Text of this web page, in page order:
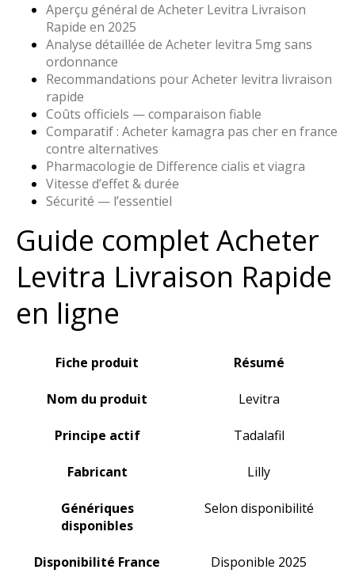
Aperçu général de Acheter Levitra Livraison
Rapide en 2025
Analyse détaillée de Acheter levitra 5mg sans
ordonnance
Recommandations pour Acheter levitra livraison
rapide
Coûts officiels — comparaison fiable
Comparatif : Acheter kamagra pas cher en france
contre alternatives
Pharmacologie de Difference cialis et viagra
Vitesse d’effet & durée
Sécurité — l’essentiel
Guide complet Acheter
Levitra Livraison Rapide
en ligne
Fiche produit Résumé
Nom du produit Levitra
Principe actif Tadalafil
Fabricant Lilly
Génériques
disponibles
Selon disponibilité
Disponibilité France Disponible 2025